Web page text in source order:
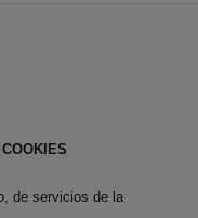
de servicios de la